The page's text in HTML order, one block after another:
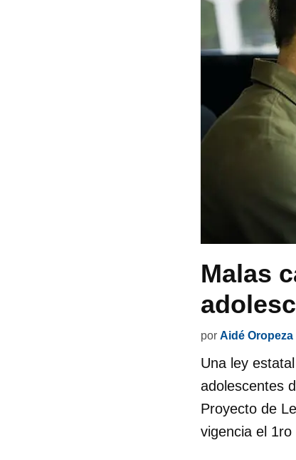
Malas
por Aidé Oropeza
Una ley
adolescentes
Proyecto de
vigencia el